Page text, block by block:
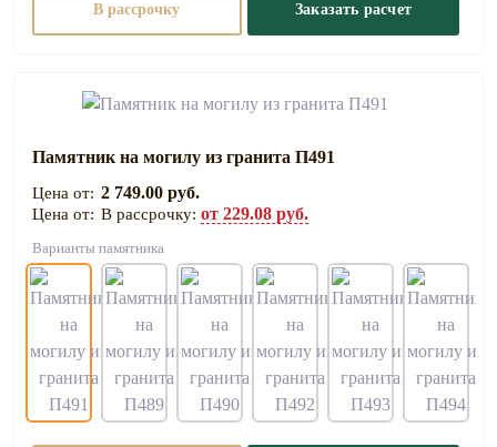
В рассрочку Заказать расчет
Памятник на могилу из гранита П491
2 749.00 руб.
В рассрочку: от 229.08 руб.
Варианты памятника